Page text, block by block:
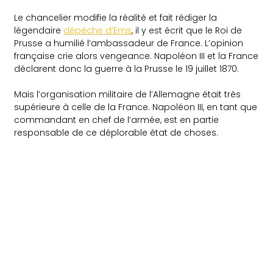
Le chancelier modifie la réalité et fait rédiger la
légendaire dépêche d’Ems, il y est écrit que le Roi de
Prusse a humilié l’ambassadeur de France. L’opinion
française crie alors vengeance. Napoléon III et la France
déclarent donc la guerre à la Prusse le 19 juillet 1870.
Mais l’organisation militaire de l’Allemagne était très
supérieure à celle de la France. Napoléon III, en tant que
commandant en chef de l’armée, est en partie
responsable de ce déplorable état de choses.